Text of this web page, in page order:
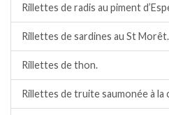
Rillettes de radis au piment
Rillettes de sardines au St Morêt.
Rillettes de thon.
Rillettes de truite saumonée à la